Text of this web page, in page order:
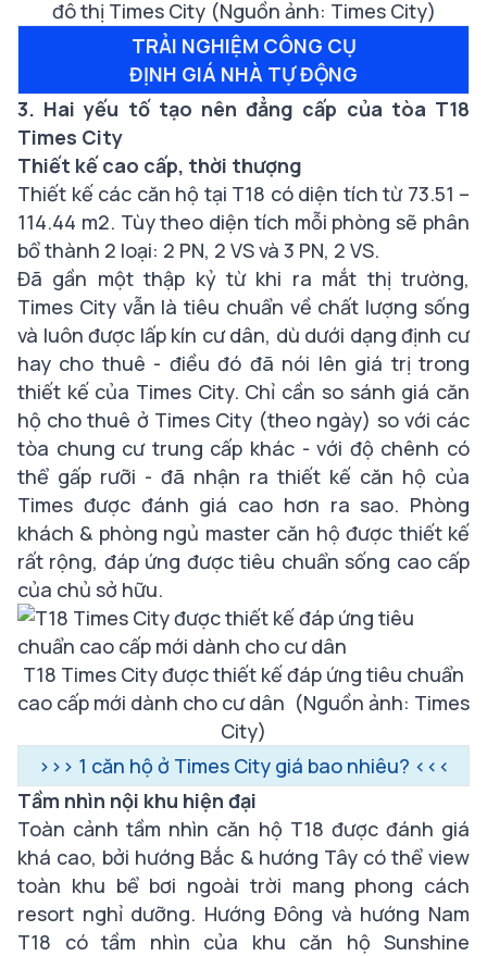
đô thị Times City (Nguồn ảnh: Times City)
TRẢI NGHIỆM CÔNG CỤ
ĐỊNH GIÁ NHÀ TỰ ĐỘNG
3. Hai yếu tố tạo nên đẳng cấp của tòa T18
Times City
Thiết kế cao cấp, thời thượng
Thiết kế các căn hộ tại T18 có diện tích từ 73.51 –
114.44 m2. Tùy theo diện tích mỗi phòng sẽ phân
bổ thành 2 loại: 2 PN, 2 VS và 3 PN, 2 VS.
Đã gần một thập kỷ từ khi ra mắt thị trường,
Times City vẫn là tiêu chuẩn về chất lượng sống
và luôn được lấp kín cư dân, dù dưới dạng định cư
hay cho thuê - điều đó đã nói lên giá trị trong
thiết kế của Times City. Chỉ cần so sánh giá căn
hộ cho thuê ở Times City (theo ngày) so với các
tòa chung cư trung cấp khác - với độ chênh có
thể gấp rưỡi - đã nhận ra thiết kế căn hộ của
Times được đánh giá cao hơn ra sao. Phòng
khách & phòng ngủ master căn hộ được thiết kế
rất rộng, đáp ứng được tiêu chuẩn sống cao cấp
của chủ sở hữu.
T18 Times City được thiết kế đáp ứng tiêu chuẩn
cao cấp mới dành cho cư dân (Nguồn ảnh: Times
City)
>>> 1 căn hộ ở Times City giá bao nhiêu? <<<
Tầm nhìn nội khu hiện đại
Toàn cảnh tầm nhìn căn hộ T18 được đánh giá
khá cao, bởi hướng Bắc & hướng Tây có thể view
toàn khu bể bơi ngoài trời mang phong cách
resort nghỉ dưỡng. Hướng Đông và hướng Nam
T18 có tầm nhìn của khu căn hộ Sunshine